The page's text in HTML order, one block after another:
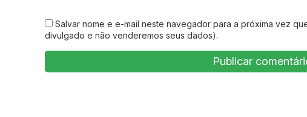
Salvar nome e e-mail neste navegador para a próxima vez
divulgado e não venderemos seus dados).